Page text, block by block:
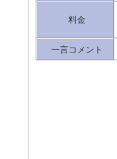
料金
一言コメント